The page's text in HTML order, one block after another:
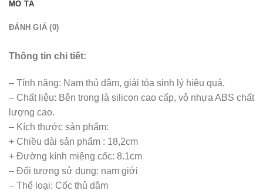
MÔ TẢ
ĐÁNH GIÁ (0)
Thông tin chi tiết:
– Tính năng: Nam thủ dâm, giải tỏa sinh lý hiệu quả,
– Chất liệu: Bên trong là silicon cao cấp, vỏ nhựa ABS chất
lượng cao.
– Kích thước sản phẩm:
+ Chiều dài sản phẩm : 18,2cm
+ Đường kính miệng cốc: 8.1cm
– Đối tượng sử dụng: nam giới
– Thể loại: Cốc thủ dâm